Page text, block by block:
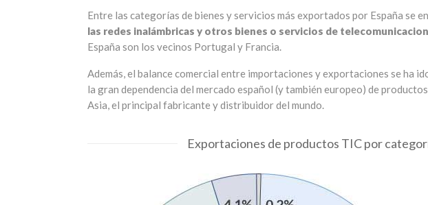
Entre las categorías de bienes y servicios más exportados por España se
las redes inalámbricas y otros bienes o servicios de
España son los vecinos Portugal y Francia.
Además, el balance comercial entre importaciones y exportaciones se ha
la gran dependencia del mercado español (y también europeo) de
Asia, el principal fabricante y distribuidor del mundo.
Exportaciones de productos TIC por